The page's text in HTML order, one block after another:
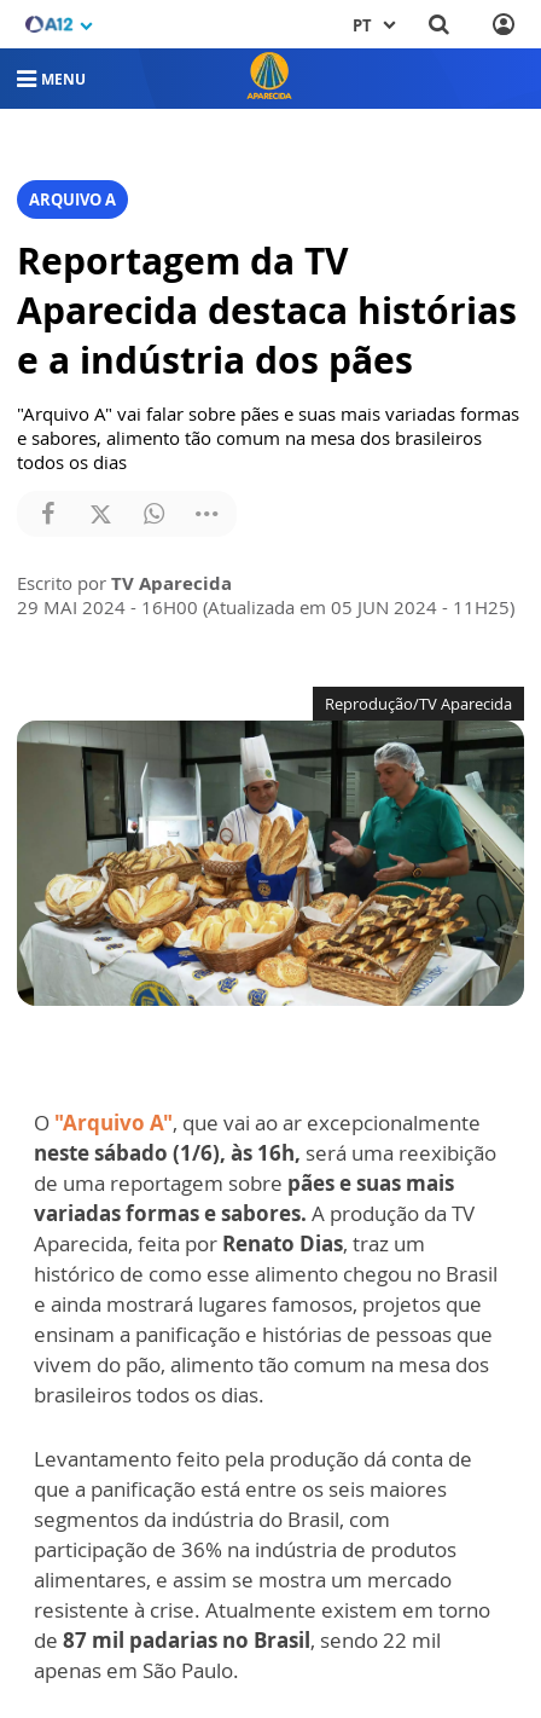
PT
MENU
ARQUIVO A
Reportagem da TV
Aparecida destaca histórias
e a indústria dos pães
"Arquivo A" vai falar sobre pães e suas mais variadas formas
e sabores, alimento tão comum na mesa dos brasileiros
todos os dias
Escrito por TV Aparecida
29 MAI 2024 - 16H00 (Atualizada em 05 JUN 2024 - 11H25)
Reprodução/TV Aparecida
O "Arquivo A", que vai ao ar excepcionalmente
neste sábado (1/6), às 16h, será uma reexibição
de uma reportagem sobre pães e suas mais
variadas formas e sabores. A produção da TV
Aparecida, feita por Renato Dias, traz um
histórico de como esse alimento chegou no Brasil
e ainda mostrará lugares famosos, projetos que
ensinam a panificação e histórias de pessoas que
vivem do pão, alimento tão comum na mesa dos
brasileiros todos os dias.
Levantamento feito pela produção dá conta de
que a panificação está entre os seis maiores
segmentos da indústria do Brasil, com
participação de 36% na indústria de produtos
alimentares, e assim se mostra um mercado
resistente à crise. Atualmente existem em torno
de 87 mil padarias no Brasil, sendo 22 mil
apenas em São Paulo.